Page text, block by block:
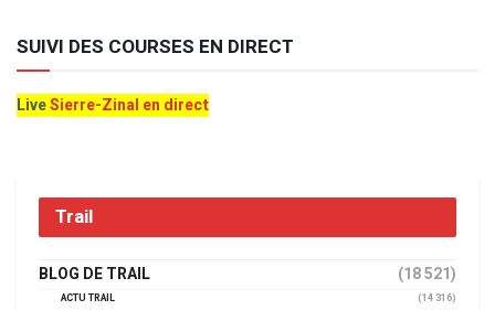
SUIVI DES COURSES EN DIRECT
LiveSierre-Zinal en direct
Trail
BLOG DE TRAIL (18 521)
ACTU TRAIL
(14 316)